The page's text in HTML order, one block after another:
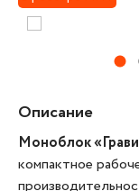
Описание
Моноблок
компактное